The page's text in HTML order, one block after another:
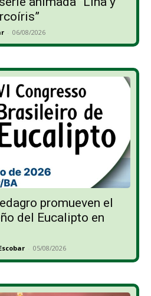
- 06/08/2026
promueven el
del Eucalipto en
- 05/08/2026